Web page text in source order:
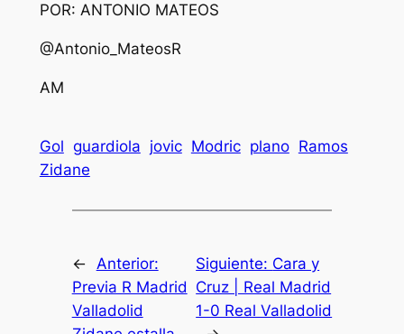
POR: ANTONIO MATEOS
@Antonio_MateosR
AM
Gol guardiola jovic Modric plano Ramos
Zidane
←
Anterior:
Previa R Madrid
Valladolid
Siguiente: Cara y
Cruz | Real Madrid
1-0 Real Valladolid